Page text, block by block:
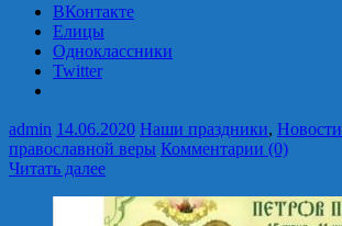
ВКонтакте
Елицы
Одноклассники
Twitter
admin 14.06.2020 Наши праздники, Новости
православной веры Комментарии (0)
Читать далее